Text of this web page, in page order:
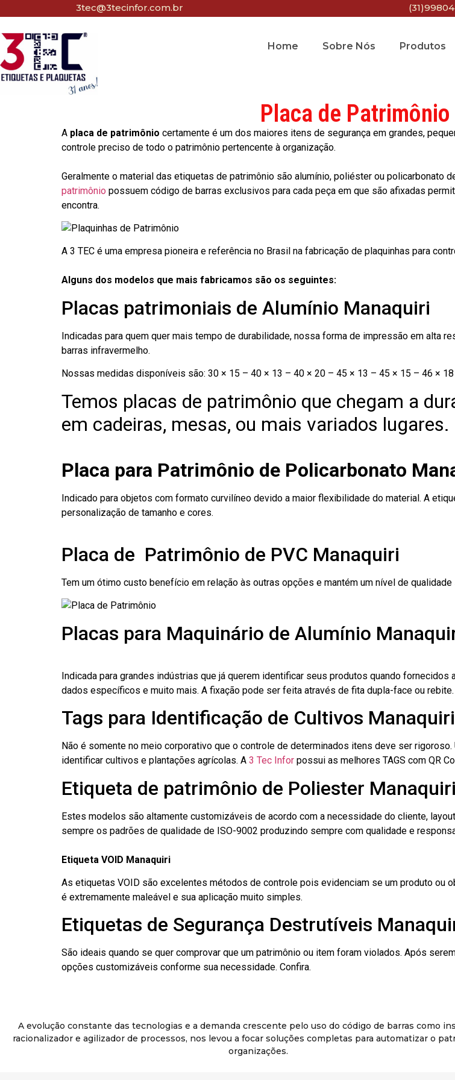
3tec@3tecinfor.com.br
Home Sobre Nós Produtos
Placa de
A placa de patrimônio certamente é um dos maiores itens de segurança em grandes,
controle preciso de todo o patrimônio pertencente à organização.
Geralmente o material das etiquetas de patrimônio são alumínio, poliéster ou policarbonato
patrimônio possuem código de barras exclusivos para cada peça em que são afixadas
encontra.
A 3 TEC é uma empresa pioneira e referência no Brasil na fabricação de plaquinhas para
Alguns dos modelos que mais fabricamos são os seguintes:
Placas patrimoniais de Alumínio Manaquiri
Indicadas para quem quer mais tempo de durabilidade, nossa forma de impressão em alta
barras infravermelho.
Nossas medidas disponíveis são: 30 × 15 – 40 × 13 – 40 × 20 – 45 × 13 – 45 × 15 – 46 ×
Temos placas de patrimônio que chegam a
em cadeiras, mesas, ou mais variados lugares.
Placa para Patrimônio de Policarbonato
Indicado para objetos com formato curvilíneo devido a maior flexibilidade do material. A
personalização de tamanho e cores.
Placa de Patrimônio de PVC Manaquiri
Tem um ótimo custo benefício em relação às outras opções e mantém um nível de qualidade
Placas para Maquinário de Alumínio
Indicada para grandes indústrias que já querem identificar seus produtos quando
dados específicos e muito mais. A fixação pode ser feita através de fita dupla-face ou rebite.
Tags para Identificação de Cultivos Manaquiri
Não é somente no meio corporativo que o controle de determinados itens deve ser
identificar cultivos e plantações agrícolas. A 3 Tec Infor possui as melhores TAGS com QR
Etiqueta de patrimônio de Poliester Manaquiri
Estes modelos são altamente customizáveis de acordo com a necessidade do cliente,
sempre os padrões de qualidade de ISO-9002 produzindo sempre com qualidade e
Etiqueta VOID Manaquiri
As etiquetas VOID são excelentes métodos de controle pois evidenciam se um produto ou
é extremamente maleável e sua aplicação muito simples.
Etiquetas de Segurança Destrutíveis
São ideais quando se quer comprovar que um patrimônio ou item foram violados. Após
opções customizáveis conforme sua necessidade. Confira.
A evolução constante das tecnologias e a demanda crescente pelo uso do código de barras como
racionalizador e agilizador de processos, nos levou a focar soluções completas para automatizar o
organizações.